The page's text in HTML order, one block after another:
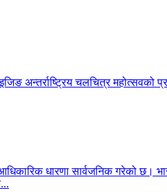
चलचित्र महोत्सवको
धारणा सार्वजनिक गरेको छ।